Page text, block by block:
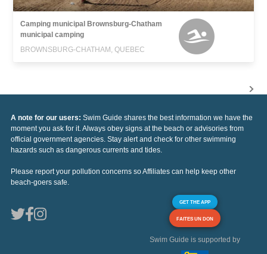
Camping municipal Brownsburg-Chatham
municipal camping
BROWNSBURG-CHATHAM, QUEBEC
A note for our users: Swim Guide shares the best information we have the
moment you ask for it. Always obey signs at the beach or advisories from
official government agencies. Stay alert and check for other swimming
hazards such as dangerous currents and tides.
Please report your pollution concerns so Affiliates can help keep other
beach-goers safe.
GET THE APP
FAITES UN DON
Swim Guide is supported by